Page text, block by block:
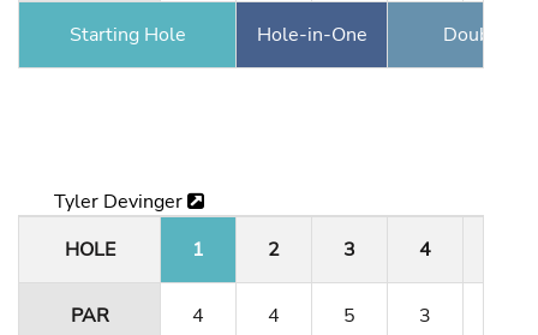
Starting Hole Hole-in-One Double
Tyler Devinger
HOLE
1 2 3 4
PAR 4 4 5 3